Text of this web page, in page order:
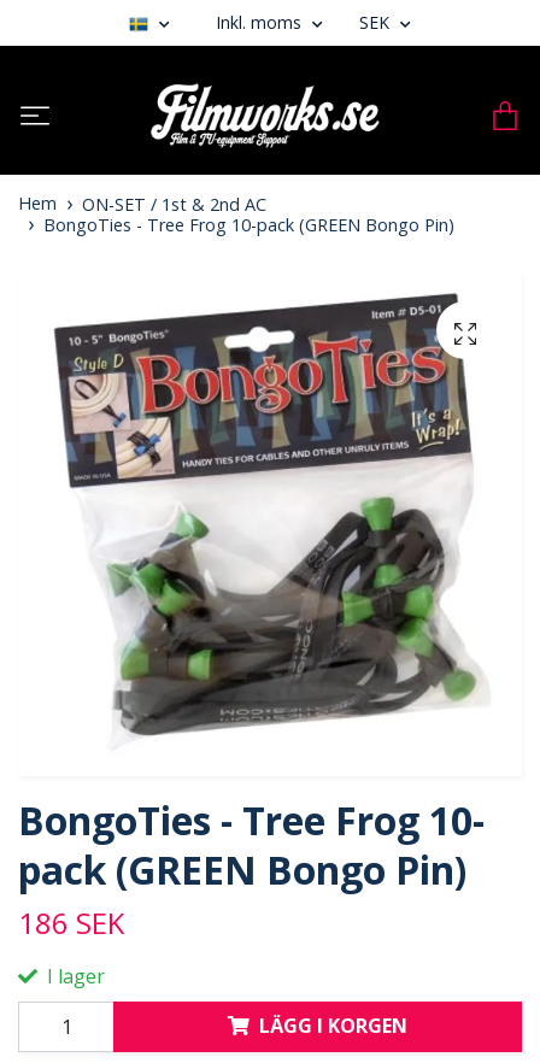
Inkl. moms SEK
Hem
ON-SET / 1st & 2nd AC
BongoTies - Tree Frog 10-pack (GREEN Bongo Pin)
BongoTies - Tree Frog 10-
pack (GREEN Bongo Pin)
186 SEK
I lager
LÄGG I KORGEN